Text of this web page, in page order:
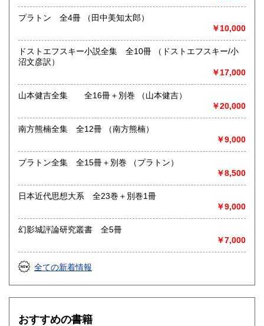
取り扱い分野
総記、哲学宗教、歴史、社会科学、自然科学、美術工芸、国
語国文、外国文学、古典籍、近代文献、趣味、外国書、サブ
古本古書全般
プラトン 全4冊 （田中美知太郎）
￥10,000
ドストエフスキー小説全集 全10冊 （ドストエフスキー/小
沼文彦訳）
￥17,000
山本健吉全集 全16冊＋別巻 （山本健吉）
￥20,000
南方熊楠全集 全12冊 （南方熊楠）
￥9,000
プラトン全集 全15冊＋別巻 （プラトン）
￥8,500
日本近代思想大系 全23巻＋別巻1冊
￥9,000
幻影城評論研究叢書 全5冊
￥7,000
全ての新着情報
おすすめの書籍